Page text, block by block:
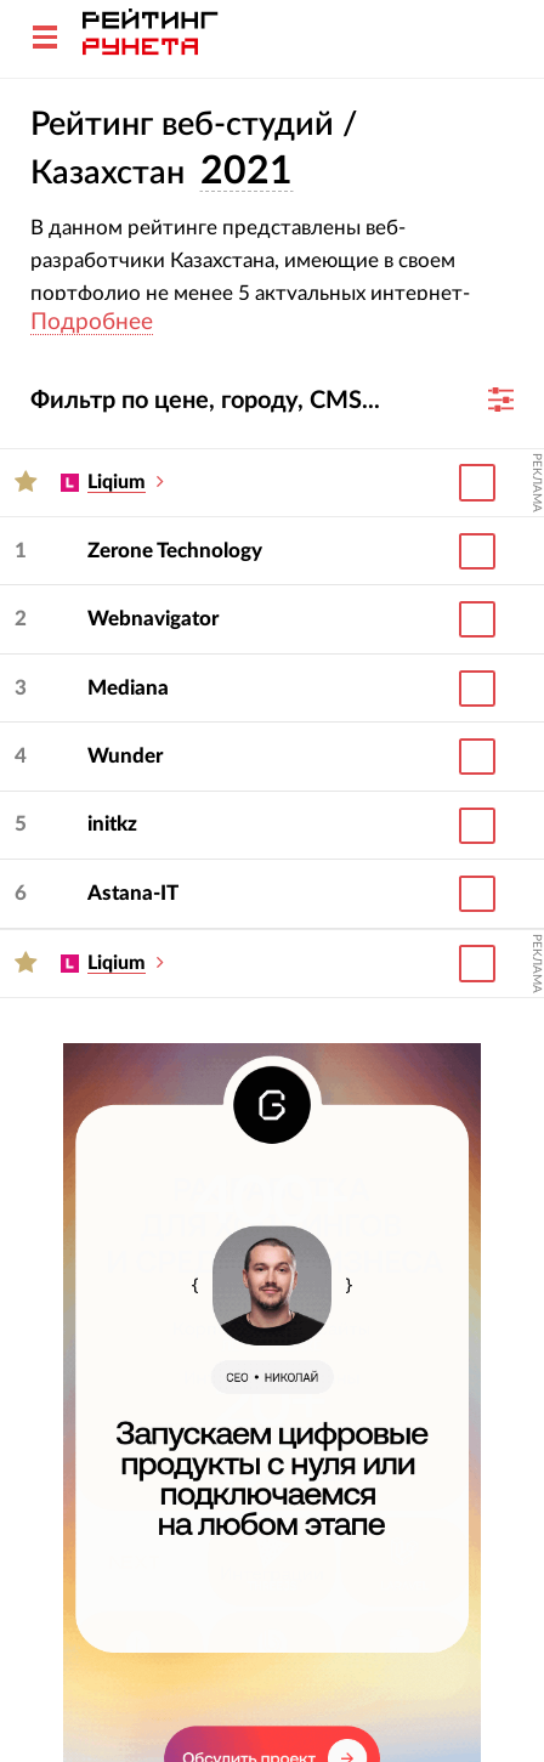
Рейтинг веб-студий /
Казахстан 2021
В данном рейтинге представлены веб-
разработчики Казахстана, имеющие в своем
портфолио не менее 5 актуальных интернет-
проектов.
Подробнее
Фильтр по цене, городу, CMS...
Liqium РЕКЛАМА
1 Zerone Technology
2 Webnavigator
3 Mediana
4 Wunder
5 initkz
6 Astana-IT
Liqium РЕКЛАМА